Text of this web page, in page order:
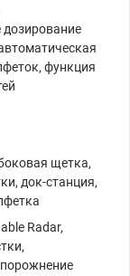
дозирование
функция
щетка,
док-станция,
Radar,